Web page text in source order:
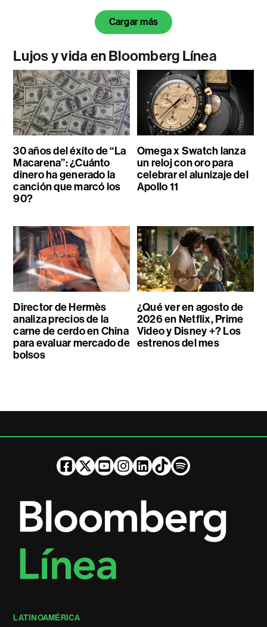
Cargar más
Lujos y vida en Bloomberg Línea
30 años del éxito de “La
Macarena”: ¿Cuánto
dinero ha generado la
canción que marcó los
90?
Omega x Swatch lanza
un reloj con oro para
celebrar el alunizaje del
Apollo 11
Director de Hermès
analiza precios de la
carne de cerdo en China
para evaluar mercado de
bolsos
¿Qué ver en agosto de
2026 en Netflix, Prime
Video y Disney +? Los
estrenos del mes
LATINOAMÉRICA